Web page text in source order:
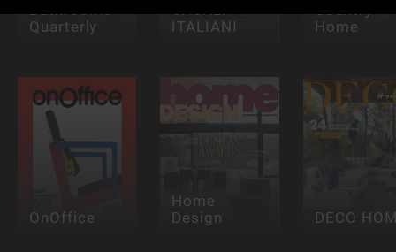
Bathrooms
Quarterly
CASALI
ITALIANI
Country
Home
OnOffice
Home
Design
DECO